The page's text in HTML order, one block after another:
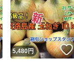
いいね！
5,480円